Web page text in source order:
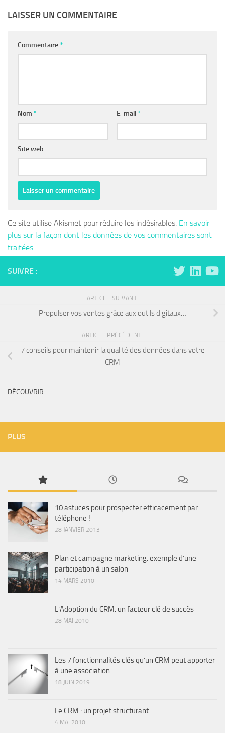
LAISSER UN COMMENTAIRE
Commentaire*
Nom * E-mail *
Site web
Ce site utilise Akismet pour réduire les indésirables. En savoir
plus sur la façon dont les données de vos commentaires sont
traitées.
SUIVRE :
ARTICLE SUIVANT
Propulser vos ventes grâce aux outils digitaux…
ARTICLE PRÉCÉDENT
7 conseils pour maintenir la qualité des données dans votre
CRM
DÉCOUVRIR
PLUS
10 astuces pour prospecter efficacement par
téléphone !
28 JANVIER 2013
Plan et campagne marketing: exemple d’une
participation à un salon
14 MARS 2010
L’Adoption du CRM: un facteur clé de succès
28 MAI 2010
Les 7 fonctionnalités clés qu’un CRM peut apporter
à une association
18 JUIN 2019
Le CRM : un projet structurant
4 MAI 2010